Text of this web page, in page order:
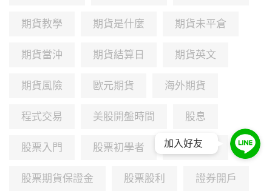
期貨教學 期貨是什麼 期貨未平倉
期貨當沖 期貨結算日 期貨英文
期貨風險 歐元期貨 海外期貨
程式交易 美股開盤時間 股息
股票入門 股票初學者 股票期貨
股票期貨保證金 股票股利 證券開戶
加入好友